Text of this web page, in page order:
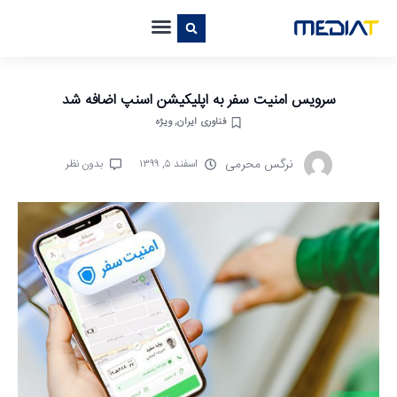
سرویس امنیت سفر به اپلیکیشن اسنپ اضافه شد
فناوری ایران,ویژه
نرگس محرمی اسفند ۵, ۱۳۹۹ بدون نظر